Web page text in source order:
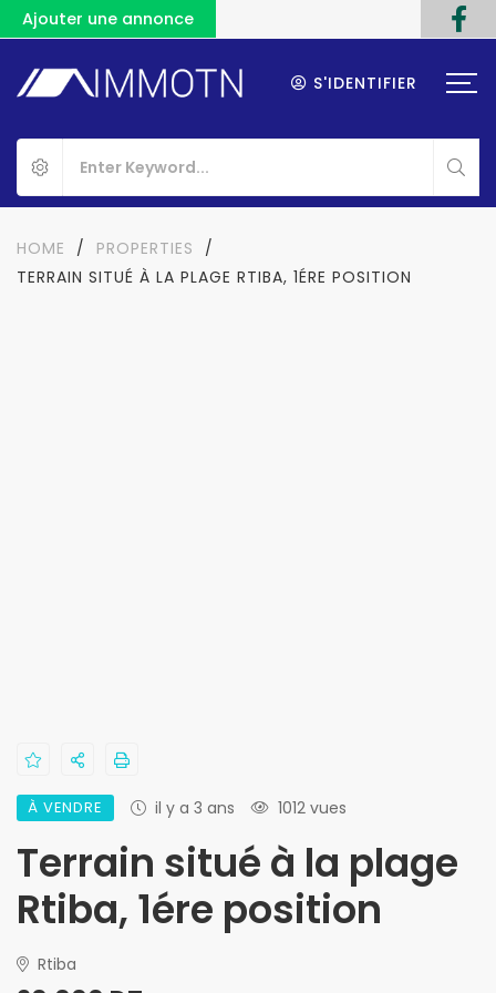
Ajouter une annonce
S'IDENTIFIER
HOME / PROPERTIES
/
TERRAIN SITUÉ À LA PLAGE RTIBA, 1ÉRE POSITION
À VENDRE il y a 3 ans 1012 vues
Terrain situé à la plage
Rtiba, 1ére position
Rtiba